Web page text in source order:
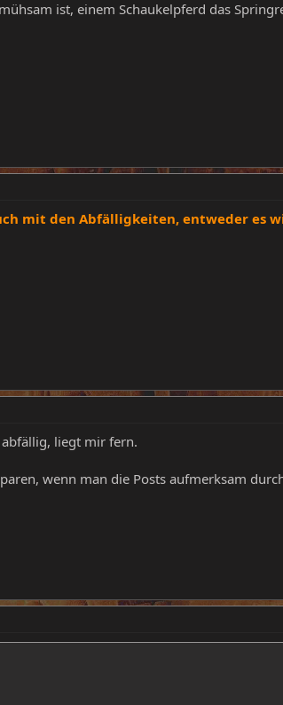
ist, einem Schaukelpferd das
mit den Abfälligkeiten, entweder
liegt mir fern.
wenn man die Posts aufmerksam